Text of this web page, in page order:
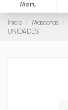
Menu
Inicio Mascotas
UNIDADES